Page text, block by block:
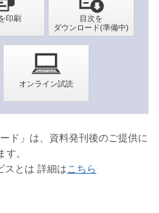
ド」は、資料発刊後のご提供に
す。
スとは 詳細はこちら